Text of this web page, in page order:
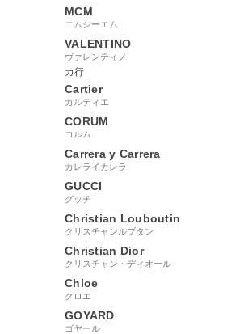
MCM
エムシーエム
VALENTINO
ヴァレンティノ
カ行
Cartier
カルティエ
CORUM
コルム
Carrera y Carrera
カレライカレラ
GUCCI
グッチ
Christian Louboutin
クリスチャンルブタン
Christian Dior
クリスチャン・ディオール
Chloe
クロエ
GOYARD
ゴヤール